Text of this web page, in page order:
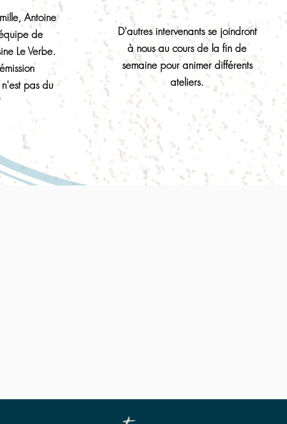
Antoine
de
Le Verbe.
pas du
D'autres intervenants se joindront
à nous au cours de la fin de
semaine pour animer différents
ateliers.